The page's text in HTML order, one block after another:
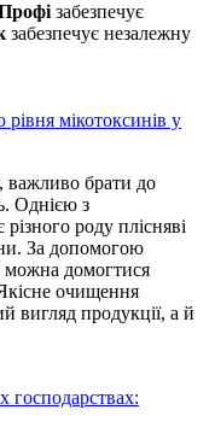
забезпечує
забезпечує незалежну
мікотоксинів у
важливо брати до
Однією з
роду плісняві
За допомогою
можна домогтися
очищення
вигляд продукції, а й
господарствах: